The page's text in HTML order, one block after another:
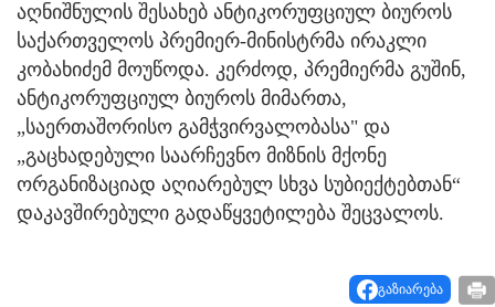
აღნიშნულის შესახებ ანტიკორუფციულ ბიუროს
საქართველოს პრემიერ-მინისტრმა ირაკლი
კობახიძემ მოუწოდა. კერძოდ, პრემიერმა გუშინ,
ანტიკორუფციულ ბიუროს მიმართა,
„საერთაშორისო გამჭვირვალობასა" და
„გაცხადებული საარჩევნო მიზნის მქონე
ორგანიზაციად აღიარებულ სხვა სუბიექტებთან“
დაკავშირებული გადაწყვეტილება შეცვალოს.
გაზიარება